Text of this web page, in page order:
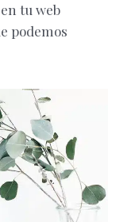
tu web
podemos